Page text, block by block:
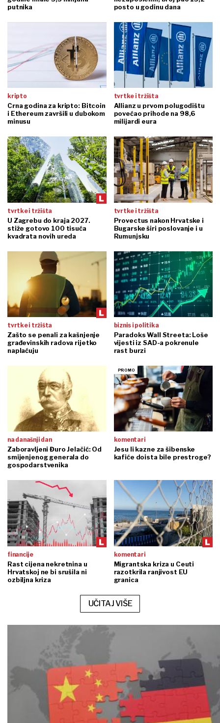
putnika
posto u godinu dana
kripto
Crna godina za kripto: Bitcoin
i Ethereum završili u dubokom
minusu
tvrtke i tržišta
Allianz u prvom polugodištu
povećao prihode na 98,6
milijardi eura
tvrtke i tržišta
U Zagrebu do kraja 2027.
stiže gotovo 100 tisuća
kvadrata novih ureda
tvrtke i tržišta
Provectus nakon Hrvatske i
Bugarske širi poslovanje i u
Rumunjsku
tvrtke i tržišta
Zašto se penali za kašnjenje
građevinskih radova rijetko
naplaćuju
biznis i politika
Paradoks Wall Streeta: Loše
vijesti iz SAD-a pokrenule
rast burzi
na današnji dan
Zaboravljeni Đuro Jelačić: Od
smijenjenog generala do
gospodarstvenika
komentari
Jesu li kazne za šibenske
kafiće doista bile prestroge?
financije
Rast cijena nekretnina u
Hrvatskoj ne bi srušila ni
ozbiljna kriza
komentari
Migrantska kriza u Ceuti
razotkrila ranjivost EU
granica
UČITAJ VIŠE